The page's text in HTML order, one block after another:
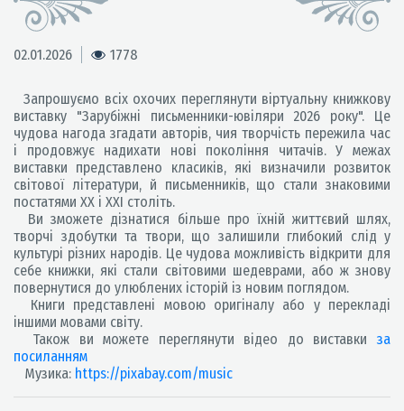
02.01.2026 1778
Запрошуємо всіх охочих переглянути віртуальну книжкову
виставку "Зарубіжні письменники-ювіляри 2026 року". Це
чудова нагода згадати авторів, чия творчість пережила час
і продовжує надихати нові покоління читачів. У межах
виставки представлено класиків, які визначили розвиток
світової літератури, й письменників, що стали знаковими
постатями ХХ і ХХІ століть.
Ви зможете дізнатися більше про їхній життєвий шлях,
творчі здобутки та твори, що залишили глибокий слід у
культурі різних народів. Це чудова можливість відкрити для
себе книжки, які стали світовими шедеврами, або ж знову
повернутися до улюблених історій із новим поглядом.
Книги представлені мовою оригіналу або у перекладі
іншими мовами світу.
Також ви можете переглянути відео до виставки за
посиланням
Музика: https://pixabay.com/music